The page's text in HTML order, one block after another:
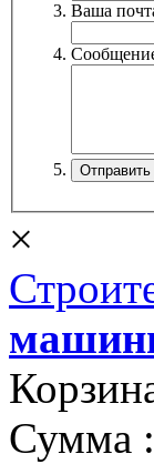
Ваша
×
Сумма :